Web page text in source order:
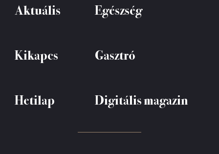
Aktuális Egészség
Kikapcs Gasztró
Hetilap Digitális magazin